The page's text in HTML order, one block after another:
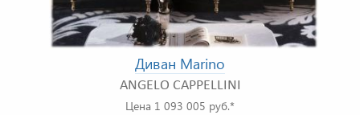
Диван Marino
ANGELO CAPPELLINI
Цена 1 093 005 руб.*